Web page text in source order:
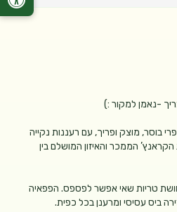
-נאמן למקור :)
בוסר, מוצק ופריך, עם רעננות נקייה
הממכר והאיזון המושלם בין
טריות שאי אפשר לפספס. הפפאיה
ביס עסיסי ומרענן בכל כפית.